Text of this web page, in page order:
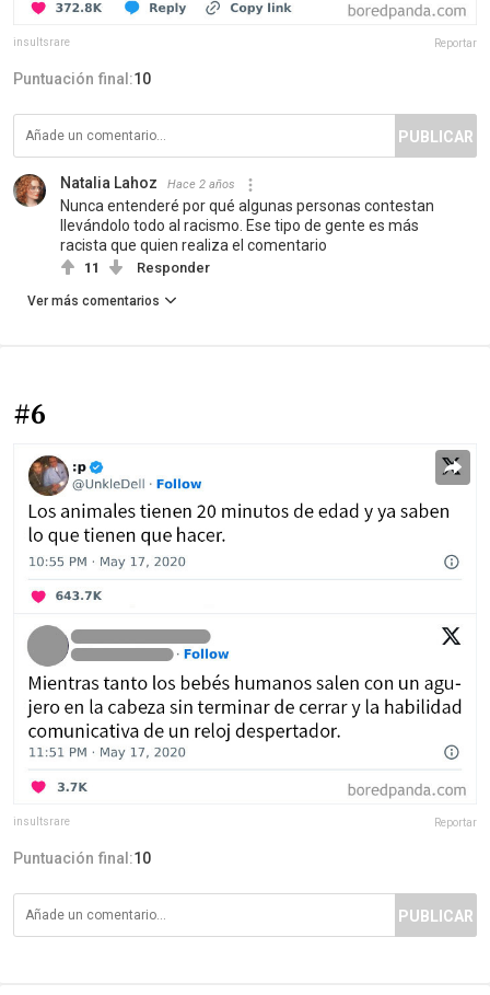
insultsrare Reportar
Puntuación final:10
PUBLICAR
Natalia Lahoz Hace 2 años
Nunca entenderé por qué algunas personas contestan
llevándolo todo al racismo. Ese tipo de gente es más
racista que quien realiza el comentario
11 Responder
Ver más comentarios
#6
insultsrare Reportar
Puntuación final:10
PUBLICAR